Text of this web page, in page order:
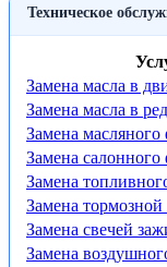
Техническое
Замена масла в
Замена масла в
Замена масляного
Замена салонного
Замена
Замена
Замена свечей
Замена